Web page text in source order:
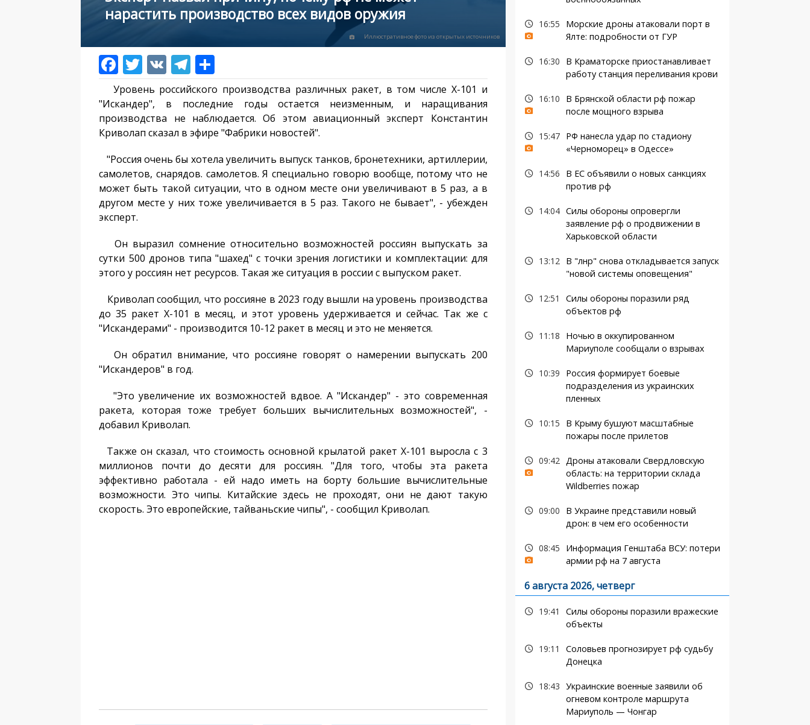
нарастить производство всех видов оружия
Иллюстративное фото из открытых источников
Уровень российского производства различных ракет, в том числе Х-101 и
"Искандер", в последние годы остается неизменным, и наращивания
производства не наблюдается. Об этом авиационный эксперт Константин
Криволап сказал в эфире "Фабрики новостей".
"Россия очень бы хотела увеличить выпуск танков, бронетехники, артиллерии,
самолетов, снарядов. самолетов. Я специально говорю вообще, потому что не
может быть такой ситуации, что в одном месте они увеличивают в 5 раз, а в
другом месте у них тоже увеличивается в 5 раз. Такого не бывает", - убежден
эксперт.
Он выразил сомнение относительно возможностей россиян выпускать за
сутки 500 дронов типа "шахед" с точки зрения логистики и комплектации: для
этого у россиян нет ресурсов. Такая же ситуация в россии с выпуском ракет.
Криволап сообщил, что россияне в 2023 году вышли на уровень производства
до 35 ракет X-101 в месяц, и этот уровень удерживается и сейчас. Так же с
"Искандерами" - производится 10-12 ракет в месяц и это не меняется.
Он обратил внимание, что россияне говорят о намерении выпускать 200
"Искандеров" в год.
"Это увеличение их возможностей вдвое. А "Искандер" - это современная
ракета, которая тоже требует больших вычислительных возможностей", -
добавил Криволап.
Также он сказал, что стоимость основной крылатой ракет Х-101 выросла с 3
миллионов почти до десяти для россиян. "Для того, чтобы эта ракета
эффективно работала - ей надо иметь на борту большие вычислительные
возможности. Это чипы. Китайские здесь не проходят, они не дают такую
скорость. Это европейские, тайваньские чипы", - сообщил Криволап.
16:55
Морские дроны атаковали порт в
Ялте: подробности от ГУР
16:30
В Краматорске приостанавливает
работу станция переливания крови
16:10
В Брянской области рф пожар
после мощного взрыва
15:47
РФ нанесла удар по стадиону
«Черноморец» в Одессе»
14:56
В ЕС объявили о новых санкциях
против рф
14:04 Силы обороны опровергли
заявление рф о продвижении в
Харьковской области
13:12
В "лнр" снова откладывается запуск
"новой системы оповещения"
12:51
Силы обороны поразили ряд
объектов рф
11:18
Ночью в оккупированном
Мариуполе сообщали о взрывах
10:39
Россия формирует боевые
подразделения из украинских
пленных
10:15
В Крыму бушуют масштабные
пожары после прилетов
09:42 Дроны атаковали Свердловскую
область: на территории склада
Wildberries пожар
09:00
В Украине представили новый
дрон: в чем его особенности
08:45
Информация Генштаба ВСУ: потери
армии рф на 7 августа
6 августа 2026, четверг
19:41
Силы обороны поразили вражеские
объекты
19:11
Соловьев прогнозирует рф судьбу
Донецка
18:43 Украинские военные заявили об
огневом контроле маршрута
Мариуполь — Чонгар